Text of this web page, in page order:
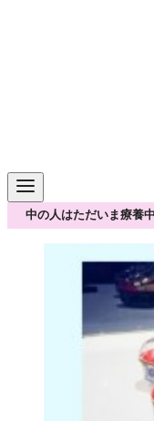
中の人はただいま療養